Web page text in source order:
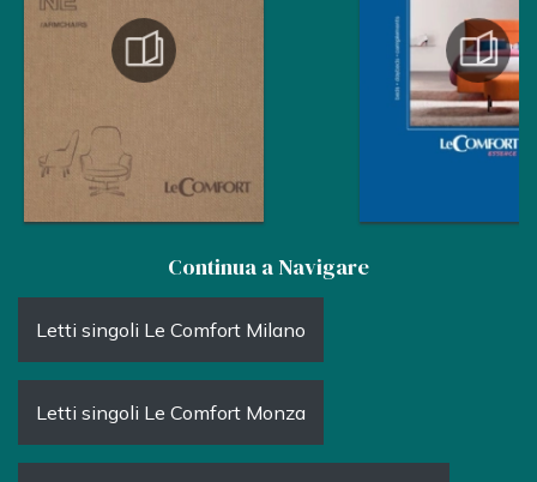
Continua a Navigare
Letti singoli Le Comfort Milano
Letti singoli Le Comfort Monza